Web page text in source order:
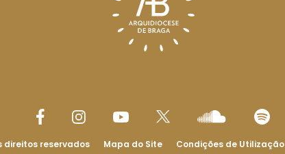
direitos reservados Mapa do Site Condições de Utilização